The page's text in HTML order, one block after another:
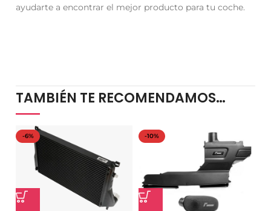
ayudarte a encontrar el mejor producto para tu coche.
TAMBIÉN TE RECOMENDAMOS…
-6% -10%